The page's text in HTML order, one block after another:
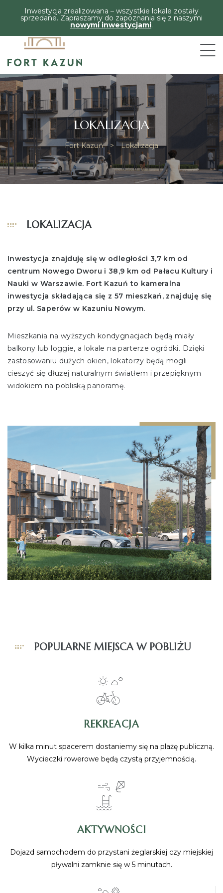
Inwestycja zrealizowana – wszystkie lokale zostały
sprzedane. Zapraszamy do zapoznania się z naszymi
nowymi inwestycjami.
LOKALIZACJA
Fort Kazuń > Lokalizacja
LOKALIZACJA
Inwestycja znajduję się w odległości 3,7 km od
centrum Nowego Dworu i 38,9 km od Pałacu Kultury i
Nauki w Warszawie. Fort Kazuń to kameralna
inwestycja składająca się z 57 mieszkań, znajduję się
przy ul. Saperów w Kazuniu Nowym.
Mieszkania na wyższych kondygnacjach będą miały
balkony lub loggie, a lokale na parterze ogródki. Dzięki
zastosowaniu dużych okien, lokatorzy będą mogli
cieszyć się dłużej naturalnym światłem i przepięknym
widokiem na pobliską panoramę.
POPULARNE MIEJSCA W POBLIŻU
REKREACJA
W kilka minut spacerem dostaniemy się na plażę publiczną.
Wycieczki rowerowe będą czystą przyjemnością.
AKTYWNOŚCI
Dojazd samochodem do przystani żeglarskiej czy miejskiej
pływalni zamknie się w 5 minutach.